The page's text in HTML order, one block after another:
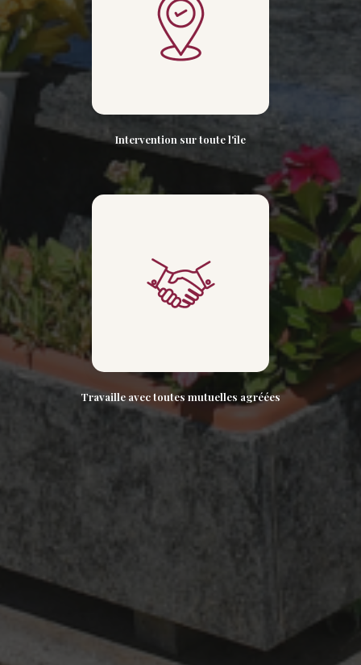
Intervention sur toute l'île
Travaille avec toutes mutuelles agréées